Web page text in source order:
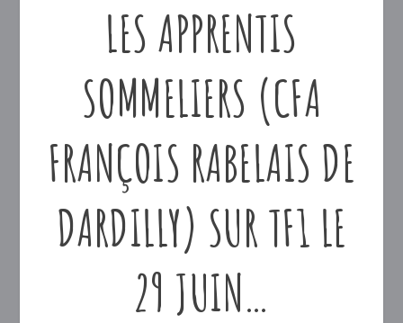
LES APPRENTIS
SOMMELIERS (CFA
FRANÇOIS RABELAIS DE
DARDILLY) SUR TF1 LE
29 JUIN…